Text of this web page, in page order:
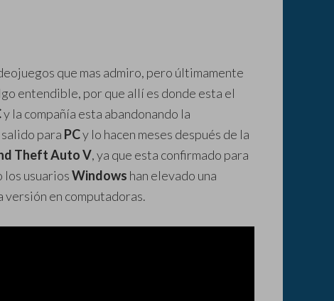
que mas admiro, pero últimamente
entendible, por que allí es donde esta el
y la compañía esta abandonando la
para PCy lo hacen meses después de la
Theft Auto V, ya que esta confirmado para
los usuariosWindows han elevado una
versión en computadoras.